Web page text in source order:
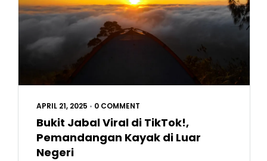
APRIL 21, 2025 • 0 COMMENT
Bukit Jabal Viral di TikTok!,
Pemandangan Kayak di Luar
Negeri